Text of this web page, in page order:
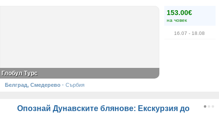
153.00€
на човек
16.07 - 18.08
Глобул Турс
Белград, Смедерево · Сърбия
Опознай Дунавските блянове: Екскурзия до